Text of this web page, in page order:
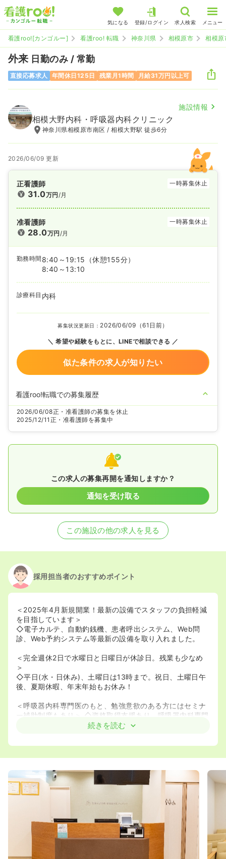
気になる 登録/ログイン 求人検索 メニュー
看護roo![カンゴルー] 看護roo! 転職 神奈川県 相模原市 相模原
外来 日勤のみ / 常勤
直接応募求人 年間休日125日 残業月1時間 月給31万円以上可
施設情報
相模大野内科・呼吸器内科クリニック
神奈川県相模原市南区 / 相模大野駅 徒歩6分
2026/06/09 更新
正看護師 一時募集休止
31.0万円/月
准看護師 一時募集休止
28.0万円/月
勤務時間 8:40～19:15
（休憩155分）
8:40～13:10
診療科目 内科
募集状況更新日： 2026/06/09（61日前）
希望や経験をもとに、LINEで相談できる
似た条件の求人が知りたい
看護roo!転職での募集履歴
2026/06/08正・准看護師の募集を休止
2025/12/11 正・准看護師を募集中
この求人の募集再開を通知しますか？
通知を受け取る
この施設の他の求人を見る
採用担当者のおすすめポイント
＜2025年4月新規開業！最新の設備でスタッフの負担軽減
を目指しています＞
◇電子カルテ、自動釣銭機、患者呼出システム、Web問
診、Web予約システム等最新の設備を取り入れました。
＜完全週休2日で水曜日と日曜日が休診日。残業も少なめ
＞
◇平日(水・日休み)、土曜日は13時まで。祝日、土曜日午
後、夏期休暇、年末年始もお休み！
＜呼吸器内科専門医のもと、勉強意欲のある方にはセミナ
ー補助制度もあり＞ ◇資格取得支援あり。呼吸器内科専門
の内科クリニックにて看護師として看護業務全般をお願い
回。職場敷地内完全禁煙です。
2026年4月以降【早番、遅番】をつくる予定です。
①早番8：40～12：15 14：40～18：15
②遅番9：40～12：15 14：40～19：15
続きを読む